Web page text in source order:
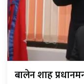
बालेन शाह